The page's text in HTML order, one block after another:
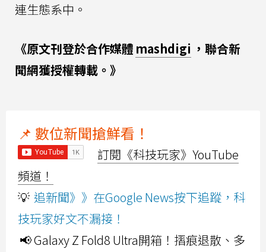
連生態系中。
《原文刊登於合作媒體 mashdigi ，聯合新
聞網獲授權轉載。》
📌 數位新聞搶鮮看！
訂閱《科技玩家》YouTube
頻道！
💡 追新聞》》在Google News按下追蹤，科
技玩家好文不漏接！
📢 Galaxy Z Fold8 Ultra開箱！摺痕退散、多